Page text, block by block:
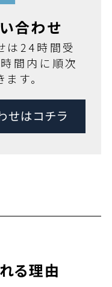
合わせ
は24時間受
間内に順次
す。
せはコチラ
る理由